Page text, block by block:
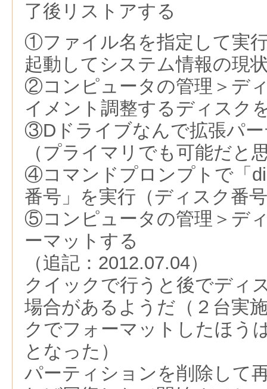
了後リストアする
①ファイル名を指定して実
起動してシステム情報の現
②コンピュータの管理＞デ
イメント調整するディスク
③Dドライブなんで拡張パ
（プライマリでも可能だと
④コマンドプロンプトで「
番号」を実行（ディスク番
⑤コンピュータの管理＞デ
ーマットする
（追記：2012.07.04）
クイックで行うと後でディ
場合があるようだ（２台実
クでフォーマットしたほう
となった）
パーティションを削除して